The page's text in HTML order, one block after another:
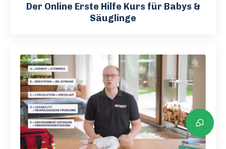
Der Online Erste Hilfe Kurs für Babys &
Säuglinge
Open